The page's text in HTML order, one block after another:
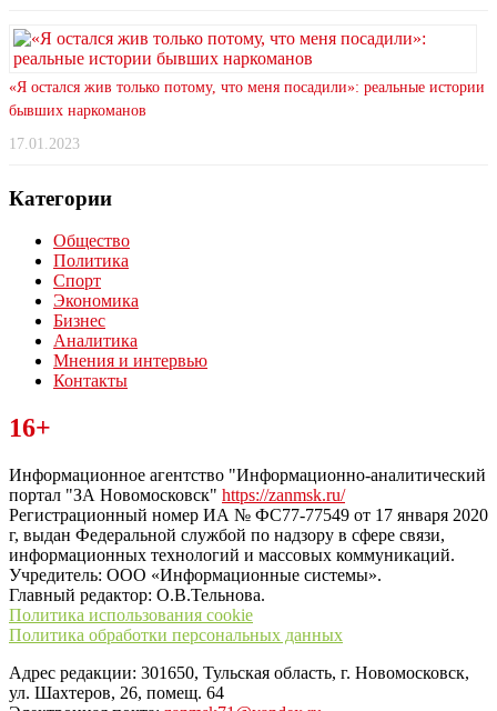
«Я остался жив только потому, что меня посадили»: реальные истории
бывших наркоманов
17.01.2023
Категории
Общество
Политика
Спорт
Экономика
Бизнес
Аналитика
Мнения и интервью
Контакты
Читайте последние новости дня в Тульской области на сайте
“ЗаНовомосковск”
16+
Информационное агентство "Информационно-аналитический
портал "ЗА Новомосковск" https://zanmsk.ru/
Регистрационный номер ИА № ФС77-77549 от 17 января 2020
г, выдан Федеральной службой по надзору в сфере связи,
информационных технологий и массовых коммуникаций.
Учредитель: ООО «Информационные системы».
Главный редактор: О.В.Тельнова.
Политика использования cookie
Политика обработки персональных данных
Адрес редакции: 301650, Тульская область, г. Новомосковск,
ул. Шахтеров, 26, помещ. 64